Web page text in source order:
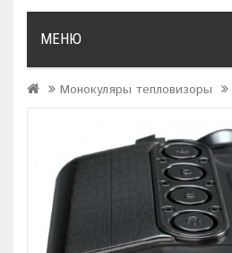
МЕНЮ
Монокуляры тепловизоры